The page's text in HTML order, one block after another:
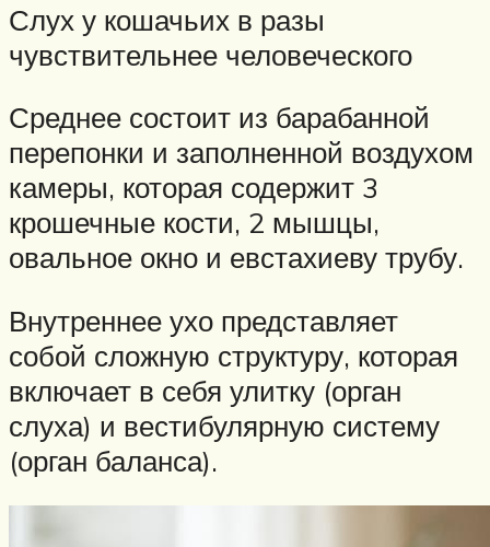
Слух у кошачьих в разы
чувствительнее человеческого
Среднее состоит из барабанной
перепонки и заполненной воздухом
камеры, которая содержит 3
крошечные кости, 2 мышцы,
овальное окно и евстахиеву трубу.
Внутреннее ухо представляет
собой сложную структуру, которая
включает в себя улитку (орган
слуха) и вестибулярную систему
(орган баланса).